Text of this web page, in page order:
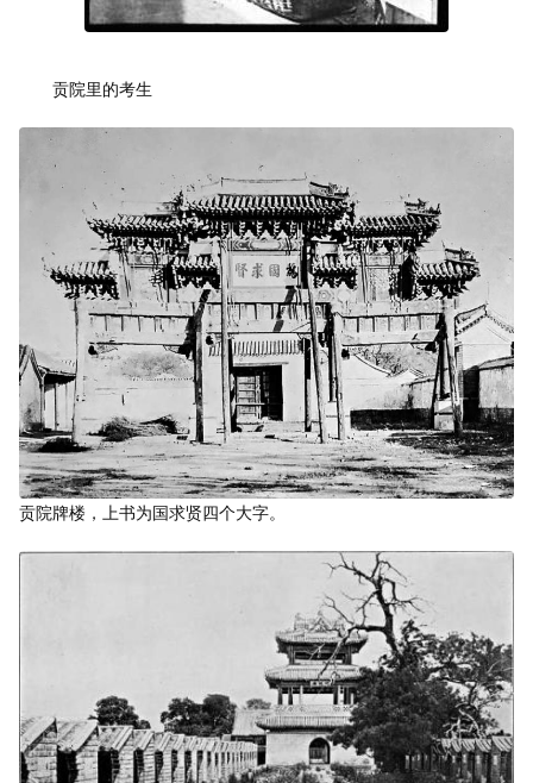
贡院里的考生
贡院牌楼，上书为国求贤四个大字。